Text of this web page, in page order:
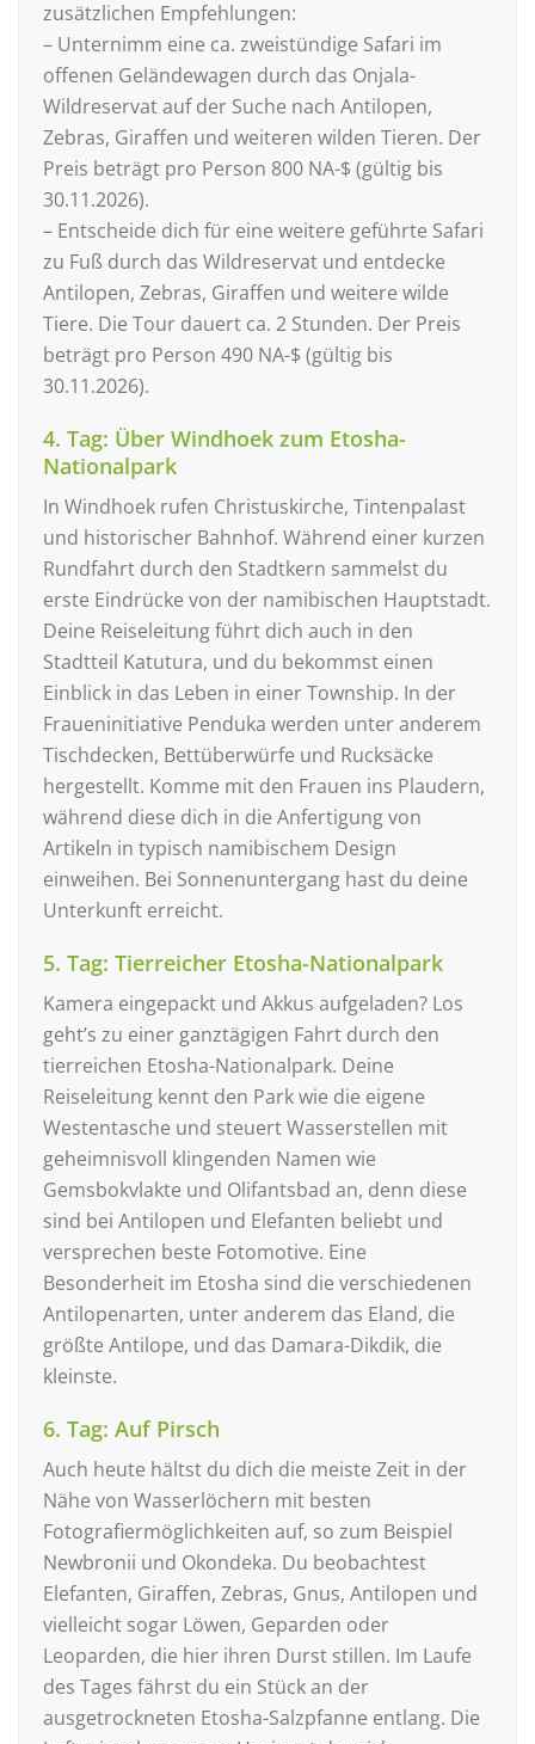
zusätzlichen Empfehlungen:
– Unternimm eine ca. zweistündige Safari im
offenen Geländewagen durch das Onjala-
Wildreservat auf der Suche nach Antilopen,
Zebras, Giraffen und weiteren wilden Tieren. Der
Preis beträgt pro Person 800 NA-$ (gültig bis
30.11.2026).
– Entscheide dich für eine weitere geführte Safari
zu Fuß durch das Wildreservat und entdecke
Antilopen, Zebras, Giraffen und weitere wilde
Tiere. Die Tour dauert ca. 2 Stunden. Der Preis
beträgt pro Person 490 NA-$ (gültig bis
30.11.2026).
4. Tag: Über Windhoek zum Etosha-
Nationalpark
In Windhoek rufen Christuskirche, Tintenpalast
und historischer Bahnhof. Während einer kurzen
Rundfahrt durch den Stadtkern sammelst du
erste Eindrücke von der namibischen Hauptstadt.
Deine Reiseleitung führt dich auch in den
Stadtteil Katutura, und du bekommst einen
Einblick in das Leben in einer Township. In der
Fraueninitiative Penduka werden unter anderem
Tischdecken, Bettüberwürfe und Rucksäcke
hergestellt. Komme mit den Frauen ins Plaudern,
während diese dich in die Anfertigung von
Artikeln in typisch namibischem Design
einweihen. Bei Sonnenuntergang hast du deine
Unterkunft erreicht.
5. Tag: Tierreicher Etosha-Nationalpark
Kamera eingepackt und Akkus aufgeladen? Los
geht’s zu einer ganztägigen Fahrt durch den
tierreichen Etosha-Nationalpark. Deine
Reiseleitung kennt den Park wie die eigene
Westentasche und steuert Wasserstellen mit
geheimnisvoll klingenden Namen wie
Gemsbokvlakte und Olifantsbad an, denn diese
sind bei Antilopen und Elefanten beliebt und
versprechen beste Fotomotive. Eine
Besonderheit im Etosha sind die verschiedenen
Antilopenarten, unter anderem das Eland, die
größte Antilope, und das Damara-Dikdik, die
kleinste.
6. Tag: Auf Pirsch
Auch heute hältst du dich die meiste Zeit in der
Nähe von Wasserlöchern mit besten
Fotografiermöglichkeiten auf, so zum Beispiel
Newbronii und Okondeka. Du beobachtest
Elefanten, Giraffen, Zebras, Gnus, Antilopen und
vielleicht sogar Löwen, Geparden oder
Leoparden, die hier ihren Durst stillen. Im Laufe
des Tages fährst du ein Stück an der
ausgetrockneten Etosha-Salzpfanne entlang. Die